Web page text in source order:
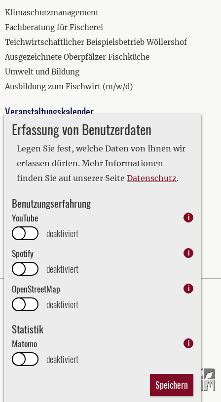
Erfassung von Benutzerdaten
Legen Sie fest, welche Daten von Ihnen wir
erfassen dürfen. Mehr Informationen
finden Sie auf unserer Seite Datenschutz.
Benutzungserfahrung
YouTube i
deaktiviert
Spotify
i
deaktiviert
OpenStreetMap
i
deaktiviert
Statistik
Matomo i
deaktiviert
Speichern
Klimaschutzmanagement
Fachberatung für Fischerei
Teichwirtschaftlicher Beispielsbetrieb Wöllershof
Ausgezeichnete Oberpfälzer Fischküche
Umwelt und Bildung
Ausbildung zum Fischwirt (m/w/d)
Veranstaltungskalender
2019
2020
2021
2022
2024
2025
2026
Impressum
Datenschutz
Bezirk Oberpfalz - English
Kraj Horní Falc (Bezirk Oberpfalz)